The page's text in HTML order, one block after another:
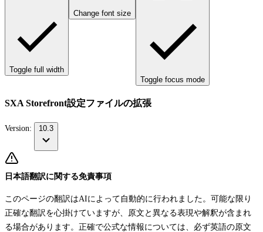
Toggle full width
Change font size
Toggle focus mode
SXA Storefront設定ファイルの拡張
Version: 10.3
日本語翻訳に関する免責事項
このページの翻訳はAIによって自動的に行われました。可能な限り
正確な翻訳を心掛けていますが、原文と異なる表現や解釈が含まれ
る場合があります。正確で公式な情報については、必ず英語の原文